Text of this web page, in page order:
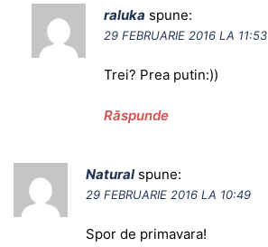
raluka spune:
29 FEBRUARIE 2016 LA 11:53
Trei? Prea putin:))
Răspunde
Natural spune:
29 FEBRUARIE 2016 LA 10:49
Spor de primavara!